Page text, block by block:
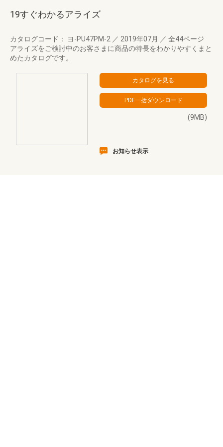
19すぐわかるアライズ
カタログコード： ヨ-PU47PM-2 ／ 2019年07月 ／ 全44ページ
アライズをご検討中のお客さまに商品の特長をわかりやすくまと
めたカタログです。
(9MB)
お知らせ表示